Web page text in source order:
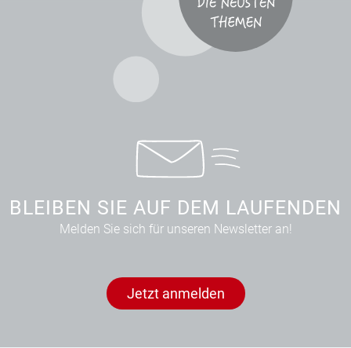
BLEIBEN SIE AUF DEM LAUFENDEN
Melden Sie sich für unseren Newsletter an!
Jetzt anmelden